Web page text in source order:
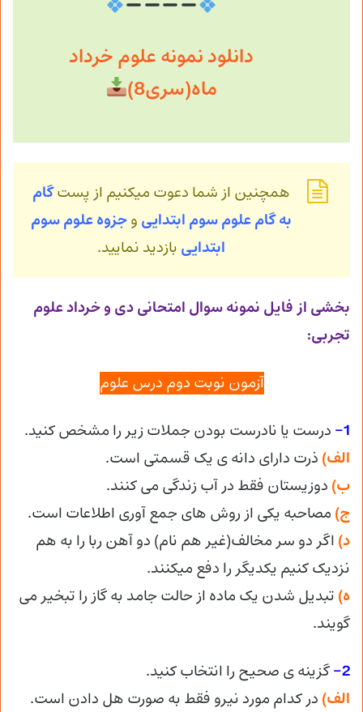
دانلود نمونه علوم خرداد
ماه(سری8)
همچنین از شما دعوت میکنیم از پستگام
به گامعلوم سوم ابتدایی وجزوه علوم سوم
ابتدایی بازدید نمایید.
بخشی از فایل نمونه سوال امتحانی دی و خرداد علوم
تجربی:
آزمون نوبت دوم درس علوم
1- درست یا نادرست بودن جملات زیر را مشخص کنید.
الف) ذرت دارای دانه ی یک قسمتی است.
ب) دوزیستان فقط در آب زندگی می کنند.
ج) مصاحبه یکی از روش های جمع آوری اطلاعات است.
د) اگر دو سر مخالف(غیر هم نام) دو آهن ربا را به هم
نزدیک کنیم یکدیگر را دفع میکنند.
ه) تبدیل شدن یک ماده از حالت جامد به گاز را تبخیر می
گویند.
2- گزینه ی صحیح را انتخاب کنید.
الف) در کدام مورد نیرو فقط به صورت هل دادن است.